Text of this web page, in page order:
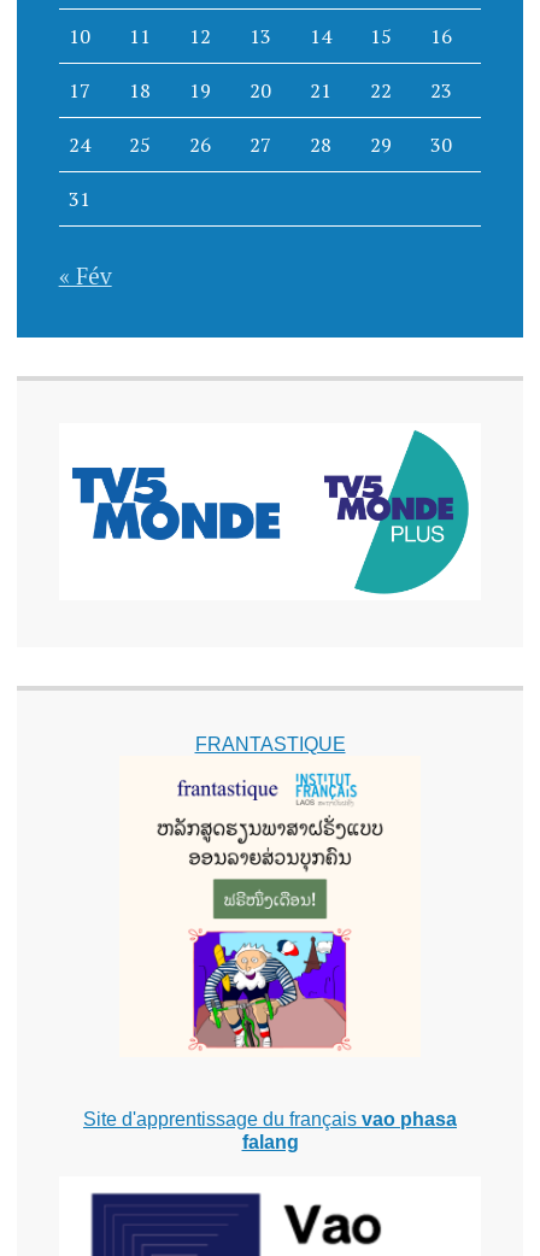
10 11 12 13 14 15 16
17 18 19 20 21 22 23
24 25 26 27 28 29 30
31
« Fév
FRANTASTIQUE
Site d'apprentissage du français vao phasa
falang